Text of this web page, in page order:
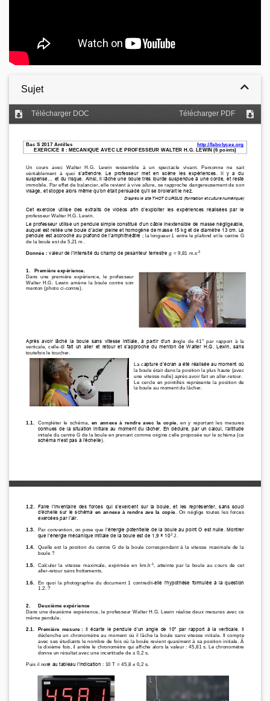
Sujet